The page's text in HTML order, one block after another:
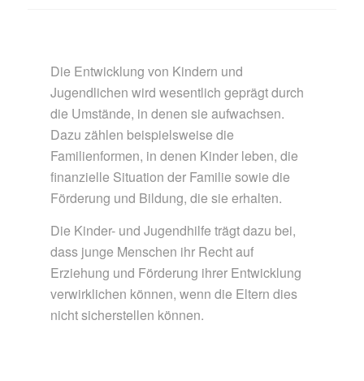
Die Entwicklung von Kindern und
Jugendlichen wird wesentlich geprägt durch
die Umstände, in denen sie aufwachsen.
Dazu zählen beispielsweise die
Familienformen, in denen Kinder leben, die
finanzielle Situation der Familie sowie die
Förderung und Bildung, die sie erhalten.
Die Kinder- und Jugendhilfe trägt dazu bei,
dass junge Menschen ihr Recht auf
Erziehung und Förderung ihrer Entwicklung
verwirklichen können, wenn die Eltern dies
nicht sicherstellen können.